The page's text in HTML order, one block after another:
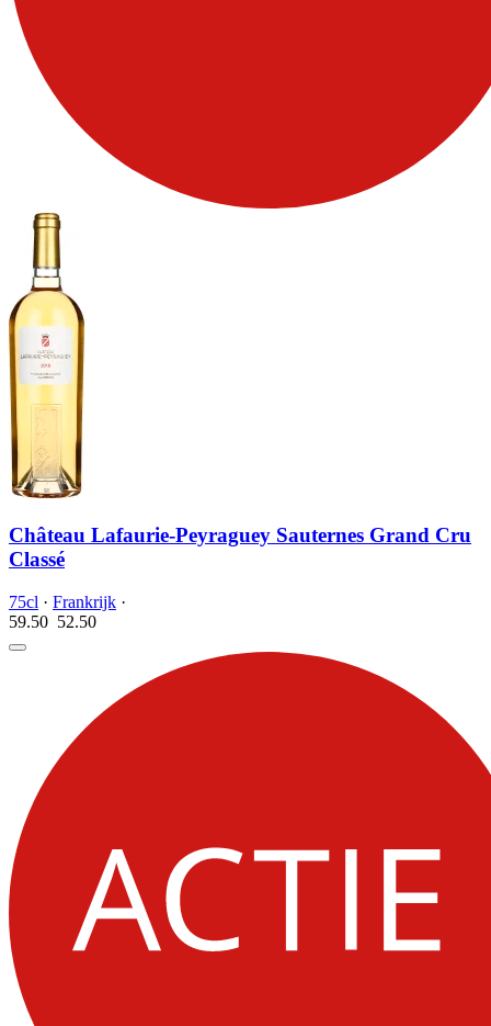
Château Lafaurie-Peyraguey Sauternes Grand Cru
Classé
75cl · Frankrijk ·
59.50 52.50